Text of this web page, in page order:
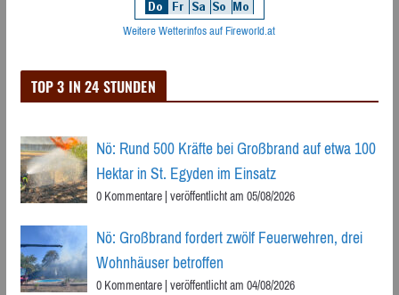
Weitere Wetterinfos auf Fireworld.at
TOP 3 IN 24 STUNDEN
Nö: Rund 500 Kräfte bei Großbrand auf etwa 100
Hektar in St. Egyden im Einsatz
0 Kommentare|veröffentlicht am 05/08/2026
Nö: Großbrand fordert zwölf Feuerwehren, drei
Wohnhäuser betroffen
0 Kommentare|veröffentlicht am 04/08/2026